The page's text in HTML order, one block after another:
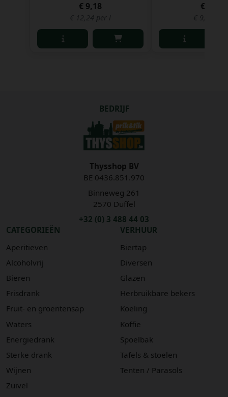
€ 9,18
€ 12,24 per l
€ 7,29
€ 9,72
BEDRIJF
Thysshop BV
BE 0436.851.970
Binneweg 261
2570 Duffel
+32 (0) 3 488 44 03
CATEGORIEËN
Aperitieven
Alcoholvrij
Bieren
Frisdrank
Fruit- en groentensap
Waters
Energiedrank
Sterke drank
Wijnen
Zuivel
VERHUUR
Biertap
Diversen
Glazen
Herbruikbare bekers
Koeling
Koffie
Spoelbak
Tafels & stoelen
Tenten / Parasols